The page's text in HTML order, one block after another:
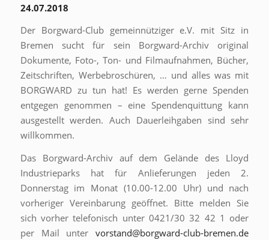
24.07.2018
Der Borgward-Club gemeinnütziger e.V. mit Sitz in
Bremen sucht für sein Borgward-Archiv original
Dokumente, Foto-, Ton- und Filmaufnahmen, Bücher,
Zeitschriften, Werbebroschüren, … und alles was mit
BORGWARD zu tun hat! Es werden gerne Spenden
entgegen genommen – eine Spendenquittung kann
ausgestellt werden. Auch Dauerleihgaben sind sehr
willkommen.
Das Borgward-Archiv auf dem Gelände des Lloyd
Industrieparks hat für Anlieferungen jeden 2.
Donnerstag im Monat (10.00-12.00 Uhr) und nach
vorheriger Vereinbarung geöffnet. Bitte melden Sie
sich vorher telefonisch unter 0421/30 32 42 1 oder
per Mail untervorstand@borgward-club-bremen.de